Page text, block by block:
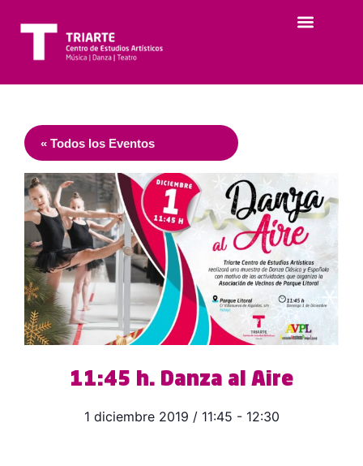
« Todos los Eventos
11:45 h. Danza al Aire
1 diciembre 2019 / 11:45 - 12:30